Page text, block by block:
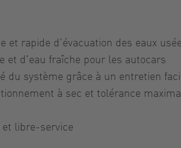
et rapide d'évacuation des eaux
et d'eau fraîche pour les autocars
du système grâce à un entretien
à sec et tolérance
et libre-service